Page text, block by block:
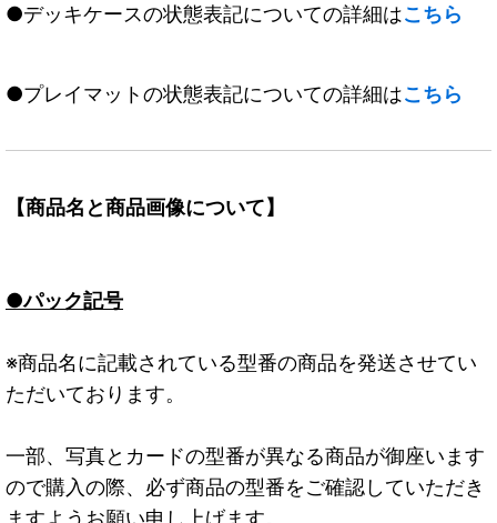
●デッキケースの状態表記についての詳細はこちら
●プレイマットの状態表記についての詳細はこちら
【商品名と商品画像について】
●パック記号
※商品名に記載されている型番の商品を発送させてい
ただいております。
一部、写真とカードの型番が異なる商品が御座います
ので購入の際、必ず商品の型番をご確認していただき
ますようお願い申し上げます。